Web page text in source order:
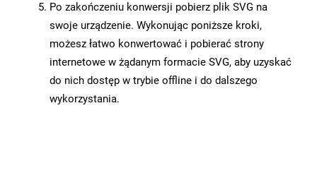
Po zakończeniu konwersji pobierz plik SVG na
swoje urządzenie. Wykonując poniższe kroki,
możesz łatwo konwertować i pobierać strony
internetowe w żądanym formacie SVG, aby uzyskać
do nich dostęp w trybie offline i do dalszego
wykorzystania.